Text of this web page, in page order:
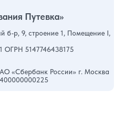
Путевка»
б-р, 9, строение 1, Помещение I,
ОГРН 5147746438175
«Сбербанк России» г. Москва